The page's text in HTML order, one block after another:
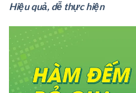
Hiệu quả, dễ thực hiện